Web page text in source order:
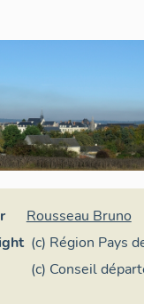
Rousseau Bruno
(c) Région Pays
Inventaire
(c) Conseil